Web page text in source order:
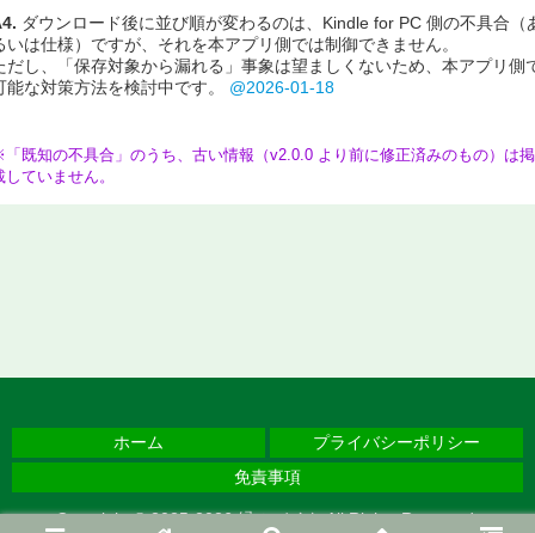
ダウンロード後に並び順が変わるのは、Kindle for PC 側の不具合（
いは仕様）ですが、それを本アプリ側では制御できません。
だし、「保存対象から漏れる」事象は望ましくないため、本アプリ側
能な対策方法を検討中です。 @2026-01-18
既知の不具合」のうち、古い情報（v2.0.0 より前に修正済みのもの）は掲
していません。
ホーム
プライバシーポリシー
免責事項
Copyright © 2025-2026 緑のバイク All Rights Reserved.